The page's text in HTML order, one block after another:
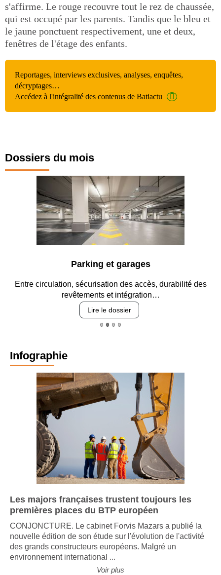
s'affirme. Le rouge recouvre tout le rez de chaussée,
qui est occupé par les parents. Tandis que le bleu et
le jaune ponctuent respectivement, une et deux,
fenêtres de l'étage des enfants.
Reportages, interviews exclusives, analyses, enquêtes,
décryptages…
Accédez à l'intégralité des contenus de Batiactu
Dossiers du mois
Parking et garages
Entre circulation, sécurisation des accès, durabilité des
revêtements et intégration…
Lire le dossier
Infographie
Les majors françaises trustent toujours les
premières places du BTP européen
CONJONCTURE. Le cabinet Forvis Mazars a publié la
nouvelle édition de son étude sur l'évolution de l'activité
des grands constructeurs européens. Malgré un
environnement international ...
Voir plus